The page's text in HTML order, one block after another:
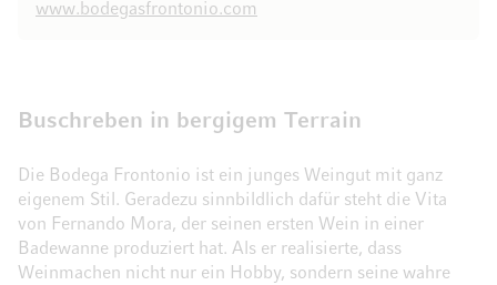
www.bodegasfrontonio.com
Buschreben in bergigem Terrain
Die Bodega Frontonio ist ein junges Weingut mit ganz
eigenem Stil. Geradezu sinnbildlich dafür steht die Vita
von Fernando Mora, der seinen ersten Wein in einer
Badewanne produziert hat. Als er realisierte, dass
Weinmachen nicht nur ein Hobby, sondern seine wahre